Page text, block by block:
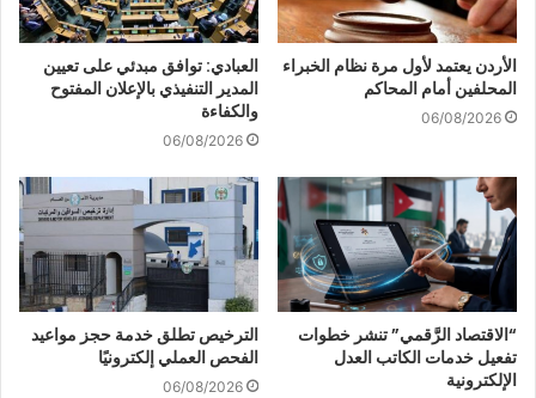
الأردن يعتمد لأول مرة نظام الخبراء
المحلفين أمام المحاكم
06/08/2026
العبادي: توافق مبدئي على تعيين
المدير التنفيذي بالإعلان المفتوح
والكفاءة
06/08/2026
“الاقتصاد الرَّقمي” تنشر خطوات
تفعيل خدمات الكاتب العدل
الإلكترونية
الترخيص تطلق خدمة حجز مواعيد
الفحص العملي إلكترونيًا
06/08/2026